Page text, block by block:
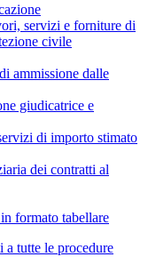
servizi e forniture di
civile
ammissione dalle
giudicatrice e
di importo stimato
dei contratti al
formato tabellare
a tutte le procedure